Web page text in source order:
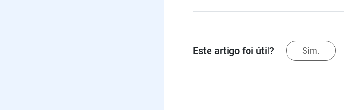
Este artigo foi útil? Sim.